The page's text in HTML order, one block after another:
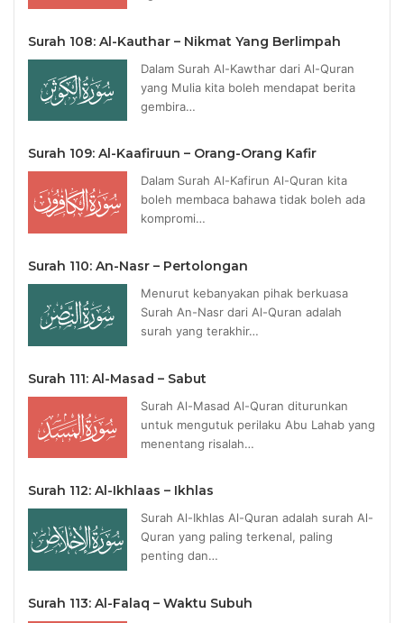
Surah 108: Al-Kauthar – Nikmat Yang Berlimpah
Dalam Surah Al-Kawthar dari Al-Quran
yang Mulia kita boleh mendapat berita
gembira…
Surah 109: Al-Kaafiruun – Orang-Orang Kafir
Dalam Surah Al-Kafirun Al-Quran kita
boleh membaca bahawa tidak boleh ada
kompromi…
Surah 110: An-Nasr – Pertolongan
Menurut kebanyakan pihak berkuasa
Surah An-Nasr dari Al-Quran adalah
surah yang terakhir…
Surah 111: Al-Masad – Sabut
Surah Al-Masad Al-Quran diturunkan
untuk mengutuk perilaku Abu Lahab yang
menentang risalah…
Surah 112: Al-Ikhlaas – Ikhlas
Surah Al-Ikhlas Al-Quran adalah surah Al-
Quran yang paling terkenal, paling
penting dan…
Surah 113: Al-Falaq – Waktu Subuh